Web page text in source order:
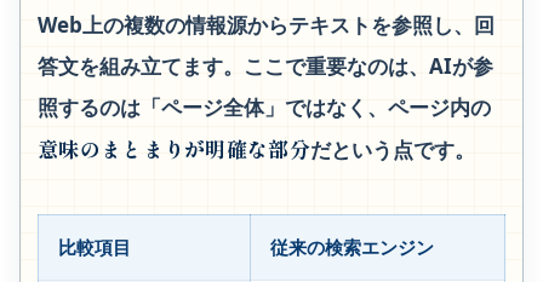
Web上の複数の情報源からテキストを参照し、回
答文を組み立てます。ここで重要なのは、AIが参
照するのは「ページ全体」ではなく、ページ内の
意味のまとまりが明確な部分だという点です。
比較項目 従来の検索エンジン